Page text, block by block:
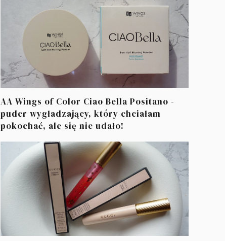
AA Wings of Color Ciao Bella Positano -
puder wygładzający, który chciałam
pokochać, ale się nie udało!